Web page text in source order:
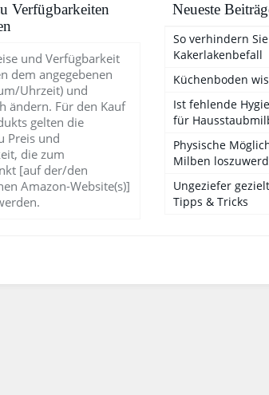
Verfügbarkeiten
und Verfügbarkeit
dem angegebenen
Uhrzeit) und
ändern. Für den Kauf
gelten die
Preis und
die zum
[auf der/den
Amazon-Website(s)]
Neueste
So verhindern
Kakerlakenbefall
Küchenboden
Ist fehlende
für
Physische
Milben
Ungeziefer
Tipps & Tricks